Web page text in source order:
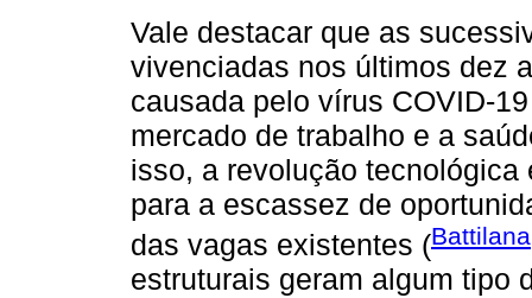
Vale destacar que as
vivenciadas nos últimos dez
causada pelo vírus COVID-
mercado de trabalho e a
isso, a revolução
para a escassez de
das vagas existentes (
estruturais geram algum tipo